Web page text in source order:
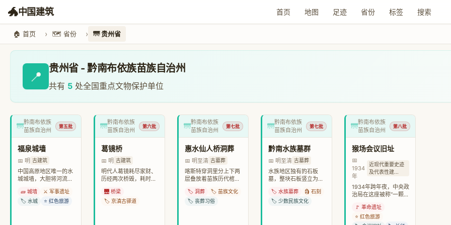
🐲中国建筑 首页 地图 足迹 省份 标签 搜索
🏠 首页 🗺️ 省份 🌁 贵州省
📍
贵州省 - 黔南布依族苗族自治州
共有 5 处全国重点文物保护单位
🌁黔南布依族
苗族自治州
第五批
福泉城墙
📅 明 古建筑
中国高原地区唯一的水
城城墙，大胆将河流包
观，被誉为“贵东城郭之
冠”。600余年石砌城墙
🧱 城墙
⚔️ 军事遗址
🏷️ 水城
⭐ 红色旅游
🌁黔南布依族
苗族自治州
第六批
葛镜桥
📅 明 古建筑
明代人葛镜耗尽家财、
历经两次桥毁，耗时三
成这座借礁筑墩的三孔
尖顶石桥。400余年藤
🌉 桥梁
🏷️ 京滇古驿道
🌁黔南布依族
苗族自治州
第七批
惠水仙人桥洞葬
📅 明至清 古墓葬
喀斯特穿洞里分上下两
层叠放着苗族历代棺
洞”。它是苗族洞葬习俗
的生动呈现，透过那些
🏷️ 洞葬
🏷️ 苗族文化
🏷️ 丧葬习俗
🌁黔南布依族
苗族自治州
第七批
黔南水族墓群
📅 明至清 古墓葬
水族地区独有的石板
墓，整块石板竖立为
鱼、葫芦及农耕场景，
犹如一部刻在石头上的
🏷️ 水族墓葬
🗿 石刻
🏷️ 少数民族文化
🌁黔南布依族
苗族自治州
第八批
猴场会议旧址
📅
1934
年
近现代重要史迹
及代表性建...
1934年跨年夜，中央政
治局在这座被称“一颗
开会，作出强渡乌江、
夺取遵义的决策，被誉
🚩 革命遗址
⭐ 红色旅游